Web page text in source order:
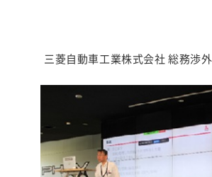
三菱自動車工業株式会社 総務渉